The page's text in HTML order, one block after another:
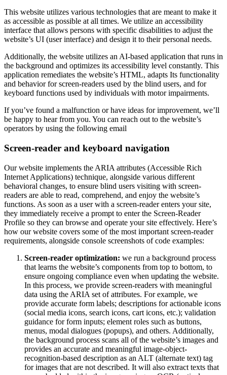
This website utilizes various technologies that are meant to make it
as accessible as possible at all times. We utilize an accessibility
interface that allows persons with specific disabilities to adjust the
website’s UI (user interface) and design it to their personal needs.
Additionally, the website utilizes an AI-based application that runs in
the background and optimizes its accessibility level constantly. This
application remediates the website’s HTML, adapts Its functionality
and behavior for screen-readers used by the blind users, and for
keyboard functions used by individuals with motor impairments.
If you’ve found a malfunction or have ideas for improvement, we’ll
be happy to hear from you. You can reach out to the website’s
operators by using the following email
Screen-reader and keyboard navigation
Our website implements the ARIA attributes (Accessible Rich
Internet Applications) technique, alongside various different
behavioral changes, to ensure blind users visiting with screen-
readers are able to read, comprehend, and enjoy the website’s
functions. As soon as a user with a screen-reader enters your site,
they immediately receive a prompt to enter the Screen-Reader
Profile so they can browse and operate your site effectively. Here’s
how our website covers some of the most important screen-reader
requirements, alongside console screenshots of code examples:
Screen-reader optimization: we run a background process
that learns the website’s components from top to bottom, to
ensure ongoing compliance even when updating the website.
In this process, we provide screen-readers with meaningful
data using the ARIA set of attributes. For example, we
provide accurate form labels; descriptions for actionable icons
(social media icons, search icons, cart icons, etc.); validation
guidance for form inputs; element roles such as buttons,
menus, modal dialogues (popups), and others. Additionally,
the background process scans all of the website’s images and
provides an accurate and meaningful image-object-
recognition-based description as an ALT (alternate text) tag
for images that are not described. It will also extract texts that